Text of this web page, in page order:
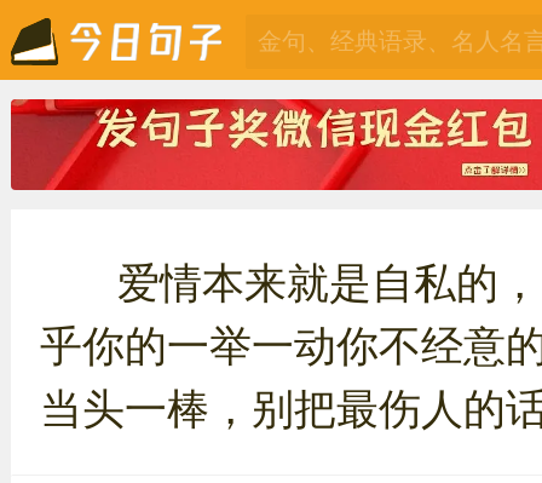
爱情本来就是自私的
乎你的一举一动你不经意
当头一棒，别把最伤人的